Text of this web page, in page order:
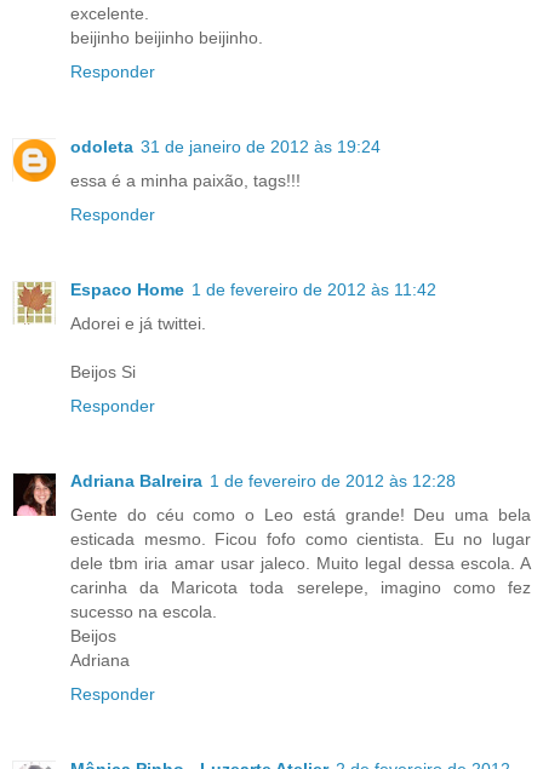
excelente.
beijinho beijinho beijinho.
Responder
odoleta 31 de janeiro de 2012 às 19:24
essa é a minha paixão, tags!!!
Responder
Espaco Home 1 de fevereiro de 2012 às 11:42
Adorei e já twittei.
Beijos Si
Responder
Adriana Balreira 1 de fevereiro de 2012 às 12:28
Gente do céu como o Leo está grande! Deu uma bela
esticada mesmo. Ficou fofo como cientista. Eu no lugar
dele tbm iria amar usar jaleco. Muito legal dessa escola. A
carinha da Maricota toda serelepe, imagino como fez
sucesso na escola.
Beijos
Adriana
Responder